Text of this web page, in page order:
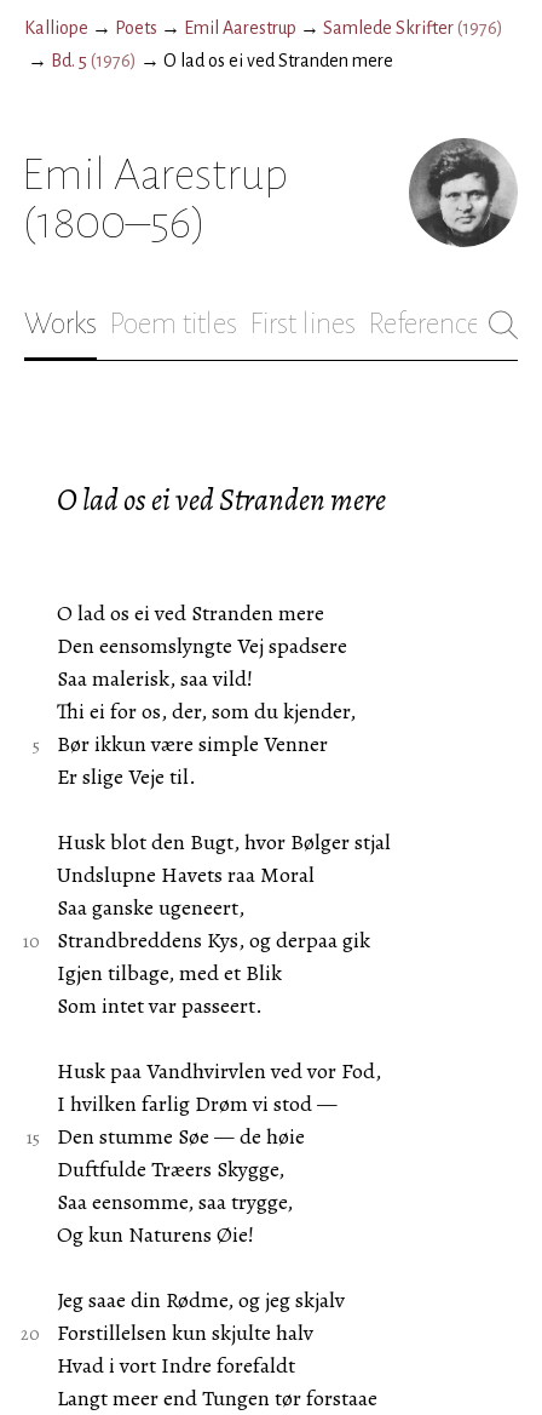
Kalliope → Poets → Emil Aarestrup → Samlede Skrifter(1976)
→ Bd. 5 (1976) → O lad os ei ved Stranden mere
Emil Aarestrup
(1800–56)
Works Poem titles First lines References
O lad os ei ved Stranden mere
O lad os ei ved Stranden mere
Den eensomslyngte Vej spadsere
Saa malerisk, saa vild!
Thi ei for os, der, som du kjender,
Bør ikkun være simple Venner
Er slige Veje til.
Husk blot den Bugt, hvor Bølger stjal
Undslupne Havets raa Moral
Saa ganske ugeneert,
Strandbreddens Kys, og derpaa gik
Igjen tilbage, med et Blik
Som intet var passeert.
Husk paa Vandhvirvlen ved vor Fod,
I hvilken farlig Drøm vi stod —
Den stumme Søe — de høie
Duftfulde Træers Skygge,
Saa eensomme, saa trygge,
Og kun Naturens Øie!
Jeg saae din Rødme, og jeg skjalv
Forstillelsen kun skjulte halv
Hvad i vort Indre forefaldt
Langt meer end Tungen tør forstaae